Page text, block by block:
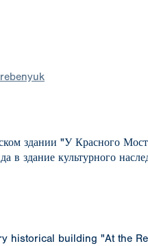
здании "У Красного
в здание культурного
historical building "At the